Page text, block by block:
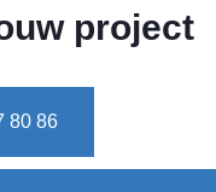
project
80 86